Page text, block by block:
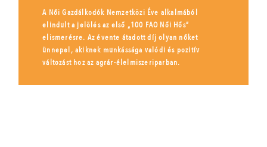
A Női Gazdálkodók Nemzetközi Éve alkalmából
elindult a jelölés az első „100 FAO Női Hős”
elismerésre. Az évente átadott díj olyan nőket
ünnepel, akiknek munkássága valódi és pozitív
változást hoz az agrár-élelmiszeriparban.